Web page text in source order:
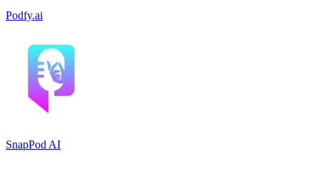
Podfy.ai
SnapPod AI